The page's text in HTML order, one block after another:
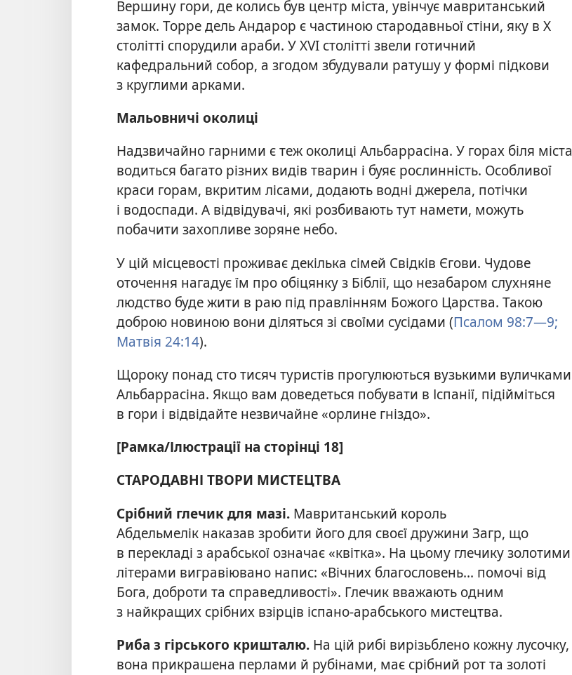
Вершину гори, де колись був центр міста, увінчує мавританський
замок. Торре дель Андарор є частиною стародавньої стіни, яку в Х
столітті спорудили араби. У XVI столітті звели готичний
кафедральний собор, а згодом збудували ратушу у формі підкови
з круглими арками.
Мальовничі околиці
Надзвичайно гарними є теж околиці Альбаррасіна. У горах біля міста
водиться багато різних видів тварин і буяє рослинність. Особливої
краси горам, вкритим лісами, додають водні джерела, потічки
і водоспади. А відвідувачі, які розбивають тут намети, можуть
побачити захопливе зоряне небо.
У цій місцевості проживає декілька сімей Свідків Єгови. Чудове
оточення нагадує їм про обіцянку з Біблії, що незабаром слухняне
людство буде жити в раю під правлінням Божого Царства. Такою
доброю новиною вони діляться зі своїми сусідами (Псалом 98:7—9;
Матвія 24:14).
Щороку понад сто тисяч туристів прогулюються вузькими вуличками
Альбаррасіна. Якщо вам доведеться побувати в Іспанії, підійміться
в гори і відвідайте незвичайне «орлине гніздо».
[Рамка/Ілюстрації на сторінці 18]
СТАРОДАВНІ ТВОРИ МИСТЕЦТВА
Срібний глечик для мазі. Мавританський король
Абдельмелік наказав зробити його для своєї дружини Загр, що
в перекладі з арабської означає «квітка». На цьому глечику золотими
літерами вигравіювано напис: «Вічних благословень... помочі від
Бога, доброти та справедливості». Глечик вважають одним
з найкращих срібних взірців іспано-арабського мистецтва.
Риба з гірського кришталю. На цій рибі вирізьблено кожну лусочку,
вона прикрашена перлами й рубінами, має срібний рот та золоті